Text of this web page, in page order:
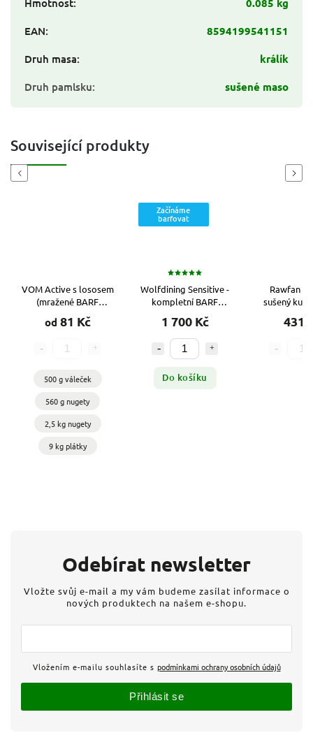
EAN:
8594199541151
Druh masa:
králík
Druh pamlsku: sušené maso
Související produkty
Previous
VOM Active s lososem
(mražené BARF
od 81 Kč
500 g váleček
560 g nugety
2,5 kg nugety
9 kg plátky
Začínáme
barfovat
Wolfdining Sensitive -
kompletní BARF
krmivo 10 kg
kvašenou zeleninou a
probiotiky
1 700 Kč
Do košíku
Rawfan
sušený
431
Next
Odebírat newsletter
Vložte svůj e-mail a my vám budeme zasílat informace o
nových produktech na našem e-shopu.
Vložením e-mailu souhlasíte s podmínkami ochrany osobních údajů
Přihlásit se